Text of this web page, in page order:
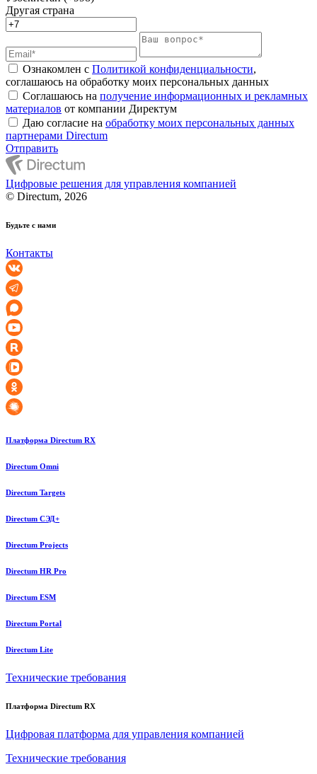
Другая страна
Ознакомлен с Политикой конфиденциальности,
соглашаюсь на обработку моих персональных данных
Соглашаюсь на получение информационных и рекламных
материалов от компании Директум
Даю согласие на обработку моих персональных данных
партнерами Directum
Отправить
Цифровые решения для управления компанией
© Directum, 2026
Будьте с нами
Контакты
Платформа Directum RX
Directum Omni
Directum Targets
Directum СЭД+
Directum Projects
Directum HR Pro
Directum ESM
Directum Portal
Directum Lite
Технические требования
Платформа Directum RX
Цифровая платформа для управления компанией
Технические требования